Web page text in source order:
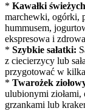
* Kawałki
marchewki, ogórki,
hummusem,
ekspresowa i
* Szybkie sałatki:
z ciecierzycy lub
przygotować w
* Twarożek
ulubionymi ziołami,
grzankami lub